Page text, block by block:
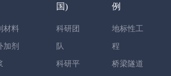
材料
加剂
国)
科研团
队
科研平
例
地标性工
程
桥梁隧道